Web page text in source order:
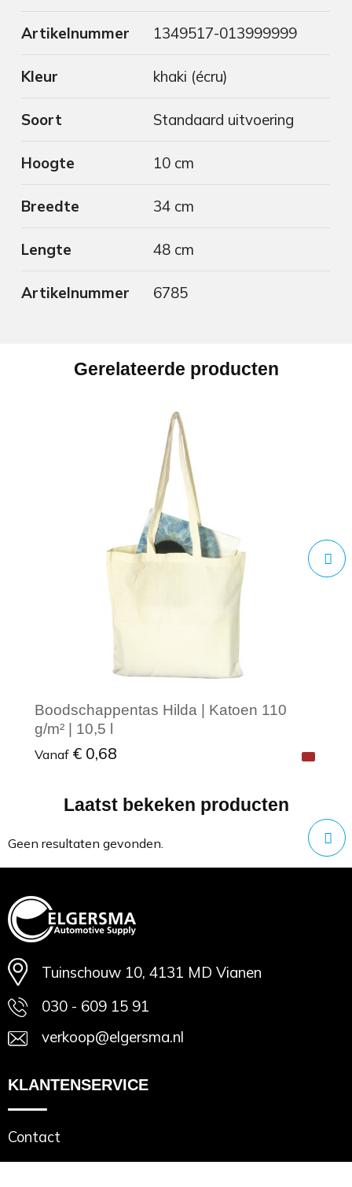
Artikelnummer 1349517-013999999
Kleur khaki (écru)
Soort Standaard uitvoering
Hoogte 10 cm
Breedte 34 cm
Lengte 48 cm
Artikelnummer 6785
Gerelateerde producten
Boodschappentas Hilda | Katoen 110
g/m² | 10,5 l
Vanaf € 0,68
Minimale afname: 1
Laatst bekeken producten
Geen resultaten gevonden.
Tuinschouw 10, 4131 MD Vianen
030 - 609 15 91
verkoop@elgersma.nl
KLANTENSERVICE
Contact